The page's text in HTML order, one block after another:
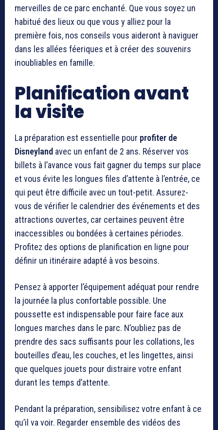
merveilles de ce parc enchanté. Que vous soyez un
habitué des lieux ou que vous y alliez pour la
première fois, nos conseils vous aideront à naviguer
dans les allées féeriques et à créer des souvenirs
inoubliables en famille.
Planification avant
la visite
La préparation est essentielle pour profiter de
Disneyland avec un enfant de 2 ans. Réserver vos
billets à l’avance vous fait gagner du temps sur place
et vous évite les longues files d’attente à l’entrée, ce
qui peut être difficile avec un tout-petit. Assurez-
vous de vérifier le calendrier des événements et des
attractions ouvertes, car certaines peuvent être
inaccessibles ou bondées à certaines périodes.
Profitez des options de planification en ligne pour
définir un itinéraire adapté à vos besoins.
Pensez à apporter l’équipement adéquat pour rendre
la journée la plus confortable possible. Une
poussette est indispensable pour faire face aux
longues marches dans le parc. N’oubliez pas de
prendre des sacs suffisants pour les collations, les
bouteilles d’eau, les couches, et les lingettes, ainsi
que quelques jouets pour distraire votre enfant
durant les temps d’attente.
Pendant la préparation, sensibilisez votre enfant à ce
qu’il va voir. Regarder ensemble des vidéos des